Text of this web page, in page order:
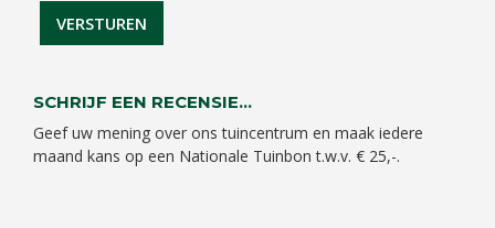
SCHRIJF EEN RECENSIE...
Geef uw mening over ons tuincentrum en maak iedere
maand kans op een Nationale Tuinbon t.w.v. € 25,-.